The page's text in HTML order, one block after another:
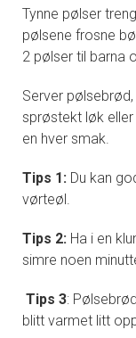
Tynne pølser
pølsene frosne
2 pølser til barna
Server
sprøstekt løk
en hver smak.
Tips 1: Du kan
vørteøl.
Tips 2: Ha i en
simre noen
Tips 3:
blitt varmet litt